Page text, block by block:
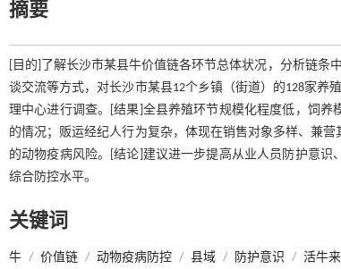
摘要
[目的]了解长沙市某县牛价值链各环节总体状况，分析链
谈交流等方式，对长沙市某县12个乡镇（街道）的128家养
理中心进行调查。[结果]全县养殖环节规模化程度低，饲
的情况；贩运经纪人行为复杂，体现在销售对象多样、兼
的动物疫病风险。[结论]建议进一步提高从业人员防护意
综合防控水平。
关键词
牛 / 价值链 / 动物疫病防控 / 县域 / 防护意识 / 活牛